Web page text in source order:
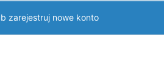
zarejestruj nowe konto